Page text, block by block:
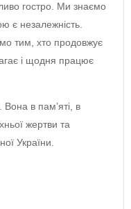
гостро. Ми знаємо
є незалежність.
тим, хто продовжує
і щодня працює
в пам’яті, в
жертви та
України.